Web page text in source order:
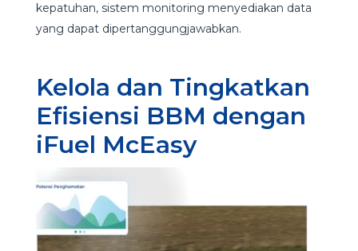
kepatuhan, sistem monitoring menyediakan data
yang dapat dipertanggungjawabkan.
Kelola dan Tingkatkan
Efisiensi BBM dengan
iFuel McEasy